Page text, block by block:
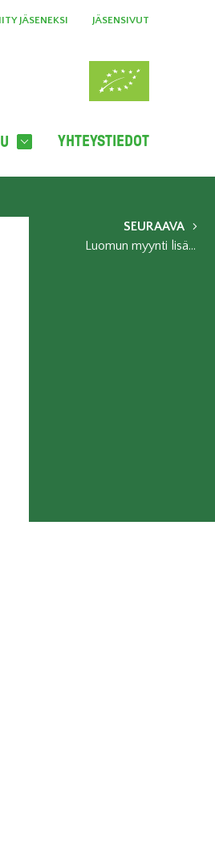
JÄSENEKSI JÄSENSIVUT
YHTEYSTIEDOT
SEURAAVA
Luomun myynti lisääntyy – yli miljoona suomalaista ostaa viikoittain